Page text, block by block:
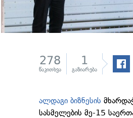
278
წაკითხვა
1
გაზიარება
ალდაგი ბიზნესის
სასმელების მე-15